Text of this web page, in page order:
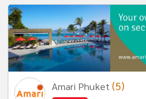
Amari Phuket(5)